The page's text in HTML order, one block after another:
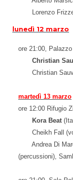
Lorenzo
lunedì 12 marzo
ore 21:00,
Christian
Christian
martedì 13 marzo
ore 12:00 Rifugio
Kora Beat
Cheikh Fall
Andrea Di
(percussioni),